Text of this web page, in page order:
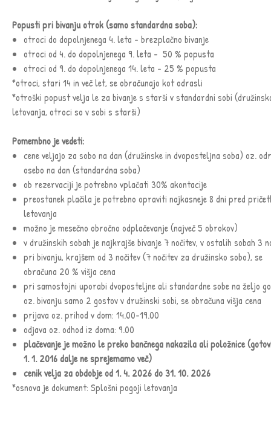
Popusti pri bivanju otrok (samo standardna soba):
otroci do dopolnjenega 4. leta - brezplačno bivanje
otroci od 4. do dopolnjenega 9. leta - 50 % popusta
otroci od 9. do dopolnjenega 14. leta - 25 % popusta
*otroci, stari 14 in več let, se obračunajo kot odrasli
*otroški popust velja le za bivanje s starši v standardni sobi
letovanja, otroci so v sobi s starši)
Pomembno je vedeti:
cene veljajo za sobo na dan (družinske in dvoposteljna soba) oz.
osebo na dan (standardna soba)
ob rezervaciji je potrebno vplačati 30% akontacije
preostanek plačila je potrebno opraviti najkasneje 8 dni pred
letovanja
možno je mesečno obročno odplačevanje (največ 5 obrokov)
v družinskih sobah je najkrajše bivanje 7 nočitev, v ostalih sobah 3
pri bivanju, krajšem od 3 nočitev (7 nočitev za družinsko sobo), se
obračuna 20 % višja cena
pri samostojni uporabi dvoposteljne ali standardne sobe na željo
oz. bivanju samo 2 gostov v družinski sobi, se obračuna višja cena
prijava oz. prihod v dom: 14.00-19.00
odjava oz. odhod iz doma: 9.00
plačevanje je možno le preko bančnega nakazila ali položnice
1. 1. 2016 dalje ne sprejemamo več)
cenik velja za obdobje od 1. 4. 2026 do 31. 10. 2026
*osnova je dokument: Splošni pogoji letovanja